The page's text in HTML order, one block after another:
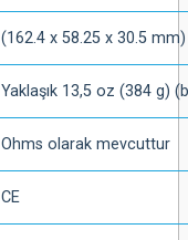
(162.4 x 58.25 x 30.5 mm)
Yaklaşık 13,5 oz (384 g)
Ohms olarak mevcuttur
CE